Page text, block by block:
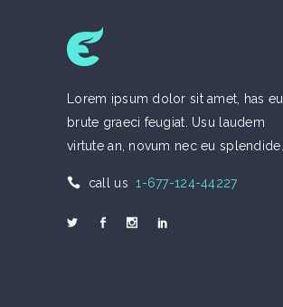
Lorem ipsum dolor sit amet, has eu
brute graeci feugiat. Usu laudem
virtute an, novum nec eu splendide.
call us 1-677-124-44227